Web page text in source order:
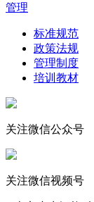
管理
标准规范
政策法规
管理制度
培训教材
关注微信公众号
关注微信视频号